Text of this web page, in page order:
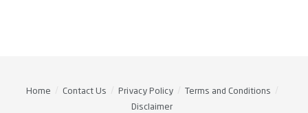
Home Contact Us Privacy Policy
Terms and Conditions
Disclaimer